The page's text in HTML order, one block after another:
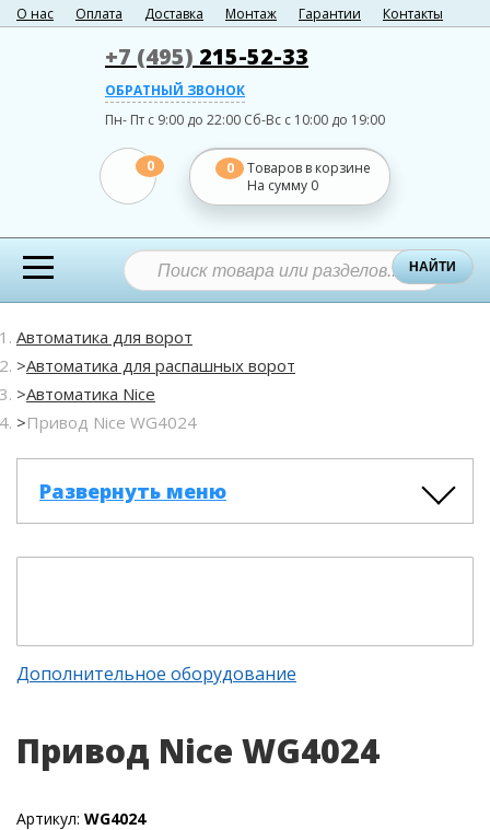
О нас Оплата Доставка Монтаж Гарантии Контакты
+7 (495) 215-52-33
ОБРАТНЫЙ ЗВОНОК
Пн- Пт с 9:00 до 22:00 Сб-Вс с 10:00 до 19:00
0 0
Товаров в корзине
На сумму 0
НАЙТИ
Автоматика для ворот
Автоматика для распашных ворот
Автоматика Nice
Привод Nice WG4024
Развернуть меню
Дополнительное оборудование
Привод Nice WG4024
Артикул: WG4024